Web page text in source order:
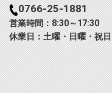
0766-25-1881
営業時間：8:30～17:30
休業日：土曜・日曜・祝日